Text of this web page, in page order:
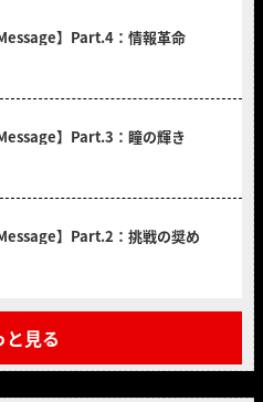
】Part.4：情報革命
】Part.3：瞳の輝き
】Part.2：挑戦の奨め
と見る